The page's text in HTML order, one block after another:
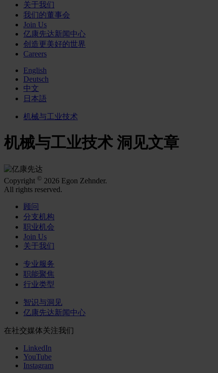
关于我们
我们的董事会
Join Us
亿康先达新闻中心
创造更美好的世界
Careers
English
Deutsch
中文
日本語
机械与工业技术
机械与工业技术 洞见文章
Copyright © 2026 Egon Zehnder.
All rights reserved.
顾问
分支机构
职业机会
Join Us
关于我们
专业服务
职能聚焦
行业类型
智识与洞见
亿康先达新闻中心
在社交媒体关注我们
LinkedIn
YouTube
Instagram